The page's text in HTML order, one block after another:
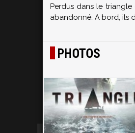
Perdus dans le
abandonné. A bord, ils
PHOTOS